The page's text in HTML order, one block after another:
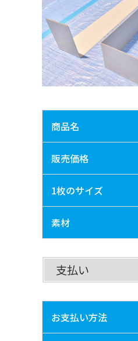
商品名
販売価格
1枚のサイズ
素材
支払い
お支払い方法